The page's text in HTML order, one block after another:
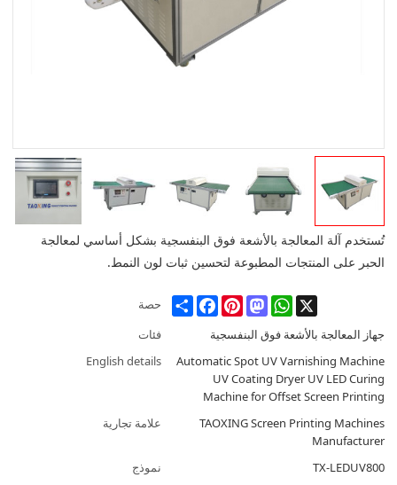
تُستخدم آلة المعالجة بالأشعة فوق البنفسجية بشكل أساسي لمعالجة
الحبر على المنتجات المطبوعة لتحسين ثبات لون النمط.
حصة Share
FacebookPinterest
Mastodon
WhatsApp
X
فئات
جهاز المعالجة بالأشعة فوق البنفسجية
English details
Automatic Spot UV Varnishing Machine
UV Coating Dryer UV LED Curing
Machine for Offset Screen Printing
علامة تجارية
TAOXING Screen Printing Machines
Manufacturer
نموذج
TX-LEDUV800